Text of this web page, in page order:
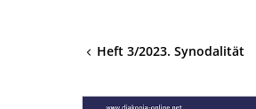
Heft 3/2023. Synodalität